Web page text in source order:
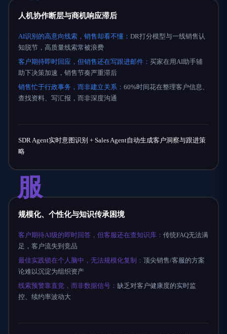
人机协作断层与商机响应滞后
AI识别的高意向线索，销售却看不懂： DR打分模型与一线销售认
知脱节，高质量线索常被浪费
客户期待即时回应，但销售还在写跟进邮件： 买家在用AI助手辅
助下决策加速，销售节奏严重滞后
销售忙于行政事务，而非建立关系： 60%时间花在整理客户信息、
查找资料、写汇报，而非深度沟通
SDR Agent实时意图识别 + Sales Agent自动生成客户洞察与跟进策
略
服
规模化、个性化与知识传承困境
客户期待AI级的即时回答，但客服还在查知识库： 传统FAQ无法满
足，客户流失到竞品
最佳实践锁在个人脑中，无法规模化复制： 顶尖销售/客服的方案
论难以沉淀为组织资产
线索预警靠直觉，而非数据信号： 缺乏对客户健康度的实时监
控、续约率波动大